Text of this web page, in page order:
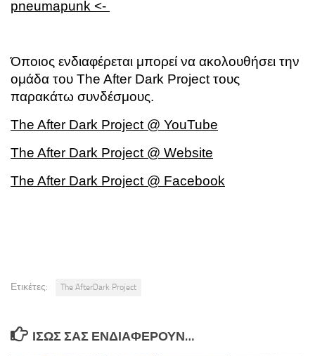
pneumapunk <-
Όποιος ενδιαφέρεται μπορεί να ακολουθήσει την
ομάδα του The After Dark Project τους
παρακάτω συνδέσμους.
The After Dark Project @ YouTube
The After Dark Project @ Website
The After Dark Project @ Facebook
Ετικέτες: The AfterDark Project
ΊΣΩΣ ΣΑΣ ΕΝΔΙΑΦΈΡΟΥΝ…